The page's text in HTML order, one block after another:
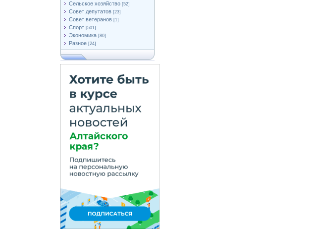
Сельское хозяйство [52]
Совет депутатов [23]
Совет ветеранов [1]
Спорт [501]
Экономика [80]
Разное [24]